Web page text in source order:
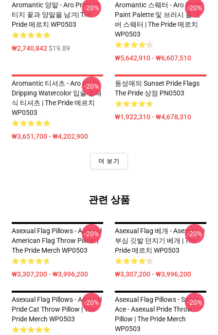
Aromantic 양말 - Aro Pride 빈
티지 꽃과 양말을 남겨| The
Pride 메르치 WP0503
₩2,740,842$19.89
-20%
Aromantic 스웨터 - Aro Pride
Paint Palette 및 브러시 풀 오
버 스웨터 | The Pride 메르치
WP0503
₩5,642,910 - ₩6,607,510
-20%
Aromantic 티셔츠 - Aro Pride
Dripping Watercolor 입술 클래
식 티셔츠 | The Pride 메르치
WP0503
₩3,651,700 - ₩4,202,900
-20%
동성애의 Sunset Pride Flags
The Pride 상점 PN0503
₩1,922,310 - ₩4,678,310
더 보기
관련 상품
Asexual Flag Pillows - Asexual
American Flag Throw Pillow |
The Pride Merch WP0503
₩3,307,200 - ₩3,996,200
-20%
Asexual Flag 베개 - Asexual 자
부심 깃발 던지기 베개 | The
Pride 메르치 WP0503
₩3,307,200 - ₩3,996,200
-20%
Asexual Flag Pillows - Asexual
Pride Cat Throw Pillow | The
Pride Merch WP0503
-20%
Asexual Flag Pillows - Space
Ace - Asexual Pride Throw
Pillow | The Pride Merch
WP0503
-20%